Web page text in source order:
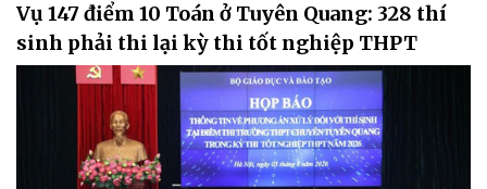
Vụ 147 điểm 10 Toán ở Tuyên Quang: 328 thí
sinh phải thi lại kỳ thi tốt nghiệp THPT